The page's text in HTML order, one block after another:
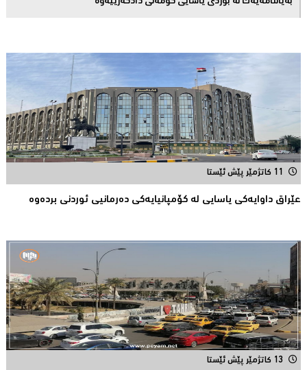
11 کاتژمێر پێش ئێستا
عێراق داوایەکی یاسایی لە کۆمپانیایه‌كی دەرمانیى ئوردنی بردەوە
13 کاتژمێر پێش ئێستا